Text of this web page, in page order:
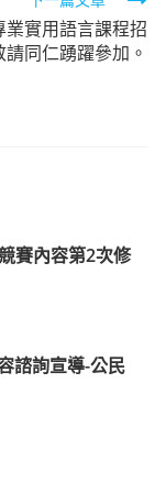
實用語言課程招
請同仁踴躍參加。
賽內容第2次修
諮詢宣導-公民